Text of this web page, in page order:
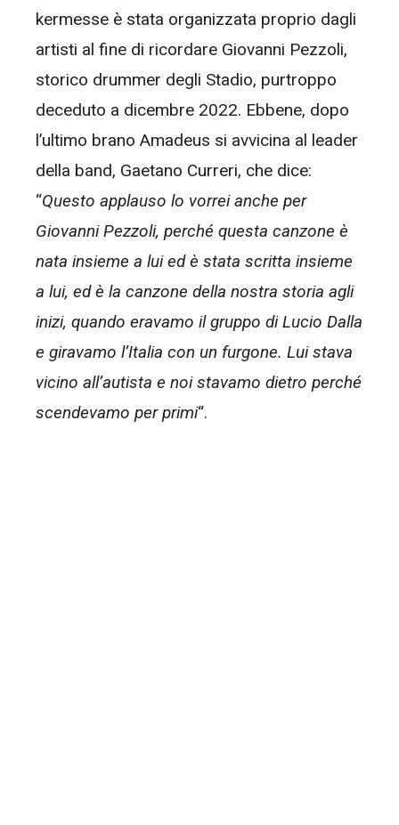
kermesse è stata organizzata proprio dagli
artisti al fine di ricordare Giovanni Pezzoli,
storico drummer degli Stadio, purtroppo
deceduto a dicembre 2022. Ebbene, dopo
l’ultimo brano Amadeus si avvicina al leader
della band, Gaetano Curreri, che dice:
“Questo applauso lo vorrei anche per
Giovanni Pezzoli, perché questa canzone è
nata insieme a lui ed è stata scritta insieme
a lui, ed è la canzone della nostra storia agli
inizi, quando eravamo il gruppo di Lucio Dalla
e giravamo l’Italia con un furgone. Lui stava
vicino all’autista e noi stavamo dietro perché
scendevamo per primi“.